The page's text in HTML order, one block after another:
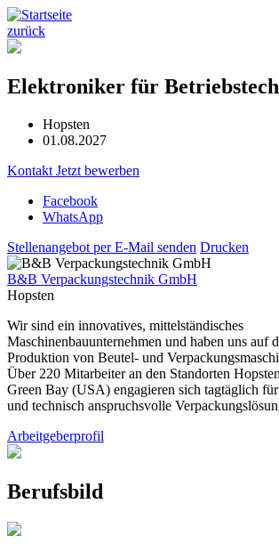
zurück
Elektroniker für
Hopsten
01.08.2027
Kontakt Jetzt bewerben
Facebook
WhatsApp
Stellenangebot per E-Mail senden Drucken
B&B Verpackungstechnik GmbH
Hopsten
Wir sind ein innovatives, mittelständisches
Maschinenbauunternehmen und haben uns auf
Produktion von Beutel- und
Über 220 Mitarbeiter an den Standorten
Green Bay (USA) engagieren sich tagtäglich
und technisch anspruchsvolle
Arbeitgeberprofil
Berufsbild